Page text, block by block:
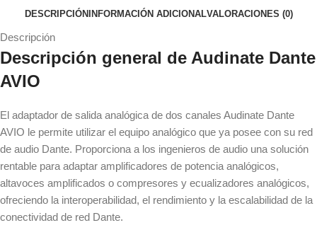
DESCRIPCIÓN INFORMACIÓN ADICIONALVALORACIONES (0)
Descripción
Descripción general de Audinate Dante
AVIO
El adaptador de salida analógica de dos canales Audinate Dante
AVIO le permite utilizar el equipo analógico que ya posee con su red
de audio Dante. Proporciona a los ingenieros de audio una solución
rentable para adaptar amplificadores de potencia analógicos,
altavoces amplificados o compresores y ecualizadores analógicos,
ofreciendo la interoperabilidad, el rendimiento y la escalabilidad de la
conectividad de red Dante.